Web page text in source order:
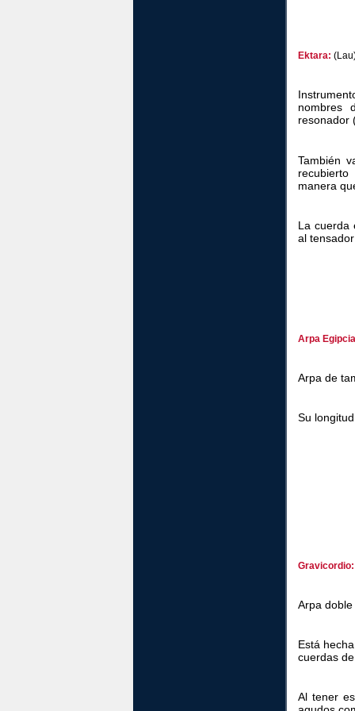
Ektara:
nombres
resonador
También
manera
La cuerda
al
Arpa
Arpa de
Su
Gravicordio:
Arpa
Está
cuerdas
Al tener